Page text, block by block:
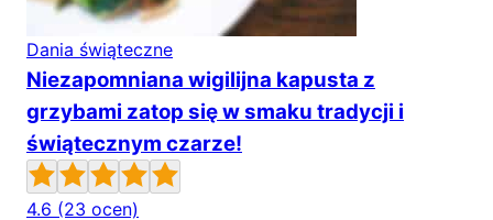
Dania świąteczne
Niezapomniana wigilijna kapusta z
grzybami zatop się w smaku tradycji i
świątecznym czarze!
4.6 (23 ocen)